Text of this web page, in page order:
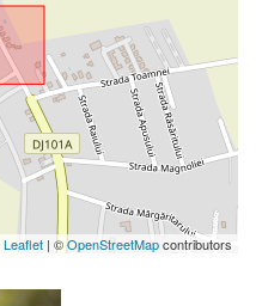
Leaflet | ©OpenStreetMapcontributors